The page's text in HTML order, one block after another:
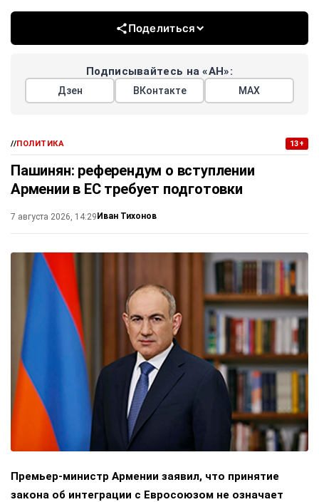
Поделиться
Подписывайтесь на «АН»:
Дзен ВКонтакте МАХ
//ПОЛИТИКА 13+
Пашинян: референдум о вступлении
Армении в ЕС требует подготовки
7 августа 2026, 14:29 Иван Тихонов
Премьер-министр Армении заявил, что принятие
закона об интеграции с Евросоюзом не означает